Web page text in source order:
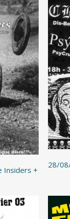
Insiders +
28/